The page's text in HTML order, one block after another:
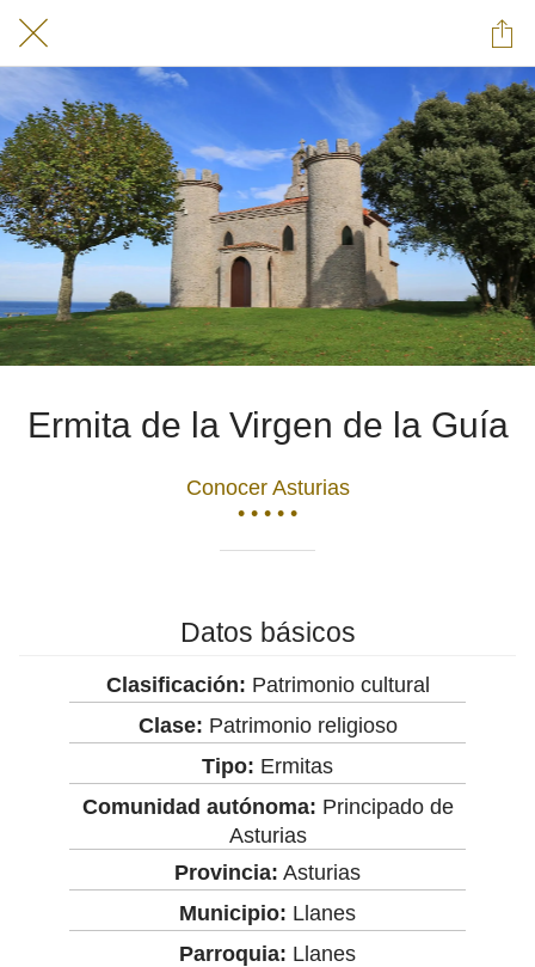
Ermita de la Virgen de la Guía
Conocer Asturias
• • • • •
Datos básicos
Clasificación: Patrimonio cultural
Clase: Patrimonio religioso
Tipo: Ermitas
Comunidad autónoma: Principado de
Asturias
Provincia: Asturias
Municipio: Llanes
Parroquia: Llanes